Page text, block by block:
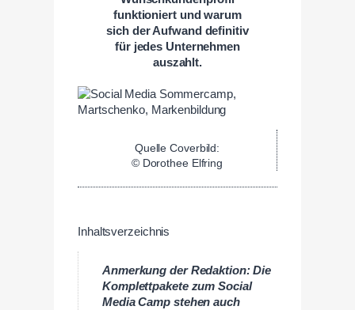
funktioniert und warum
sich der Aufwand definitiv
für jedes Unternehmen
auszahlt.
Quelle Coverbild:
© Dorothee Elfring
Inhaltsverzeichnis
Anmerkung der Redaktion: Die
Komplettpakete zum Social
Media Camp stehen auch